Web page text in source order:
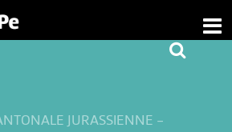
JURASSIENNE -